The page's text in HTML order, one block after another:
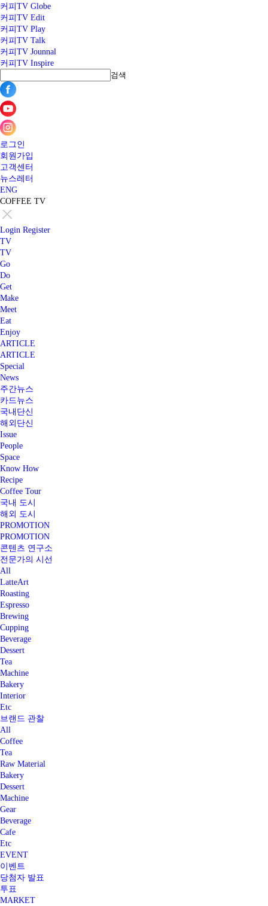
커피TV Globe
커피TV Edit
커피TV Play
커피TV Talk
커피TV Jounnal
커피TV Inspire
검색
로그인
회원가입
고객센터
뉴스레터
ENG
COFFEE TV
Login Register
TV
TV
Go
Do
Get
Make
Meet
Eat
Enjoy
ARTICLE
ARTICLE
Special
News
주간뉴스
카드뉴스
국내단신
해외단신
Issue
People
Space
Know How
Recipe
Coffee Tour
국내 도시
해외 도시
PROMOTION
PROMOTION
콘텐츠 연구소
전문가의 시선
All
LatteArt
Roasting
Espresso
Brewing
Cupping
Beverage
Dessert
Tea
Machine
Bakery
Interior
Etc
브랜드 관찰
All
Coffee
Tea
Raw Material
Bakery
Dessert
Machine
Gear
Beverage
Cafe
Etc
EVENT
이벤트
당첨자 발표
투표
MARKET